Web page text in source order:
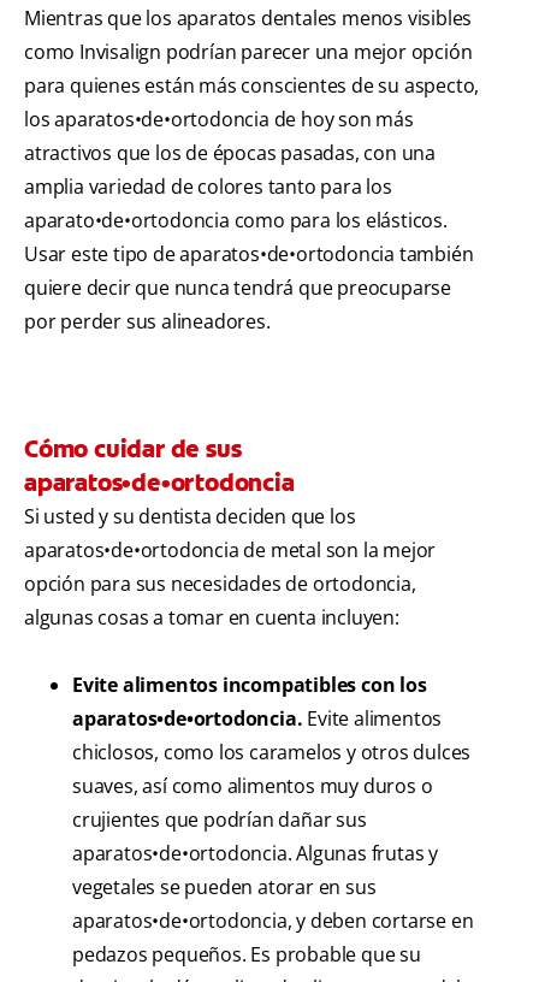
Mientras que los aparatos dentales menos visibles
como Invisalign podrían parecer una mejor opción
para quienes están más conscientes de su aspecto,
los aparatos•de•ortodoncia de hoy son más
atractivos que los de épocas pasadas, con una
amplia variedad de colores tanto para los
aparato•de•ortodoncia como para los elásticos.
Usar este tipo de aparatos•de•ortodoncia también
quiere decir que nunca tendrá que preocuparse
por perder sus alineadores.
Cómo cuidar de sus
aparatos•de•ortodoncia
Si usted y su dentista deciden que los
aparatos•de•ortodoncia de metal son la mejor
opción para sus necesidades de ortodoncia,
algunas cosas a tomar en cuenta incluyen:
Evite alimentos incompatibles con los
aparatos•de•ortodoncia. Evite alimentos
chiclosos, como los caramelos y otros dulces
suaves, así como alimentos muy duros o
crujientes que podrían dañar sus
aparatos•de•ortodoncia. Algunas frutas y
vegetales se pueden atorar en sus
aparatos•de•ortodoncia, y deben cortarse en
pedazos pequeños. Es probable que su